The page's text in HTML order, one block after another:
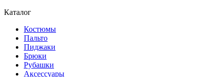
Каталог
Костюмы
Пальто
Пиджаки
Брюки
Рубашки
Аксессуары